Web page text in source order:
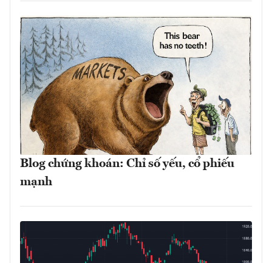
Blog chứng khoán: Chỉ số yếu, cổ phiếu
mạnh